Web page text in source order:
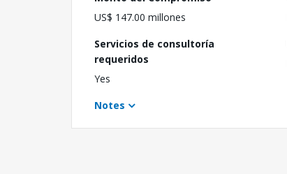
US$ 147.00 millones
Servicios de consultoría
requeridos
Yes
Notes